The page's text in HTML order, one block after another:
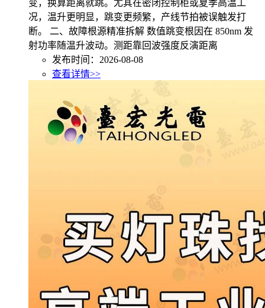
变，换算距离就跳。尤其在密闭控制柜或夏季高温工
况，温升更明显，跳变更频繁，产线节拍被误触发打
断。 二、故障根源精准拆解 数值跳变根因在 850nm 发
射功率随温升波动。测距靠回波强度反演距离
发布时间：2026-08-08
查看详情>>